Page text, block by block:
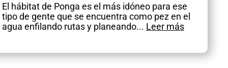
El hábitat de Ponga es el más idóneo para ese
tipo de gente que se encuentra como pez en el
agua enfilando rutas y planeando... Leer más